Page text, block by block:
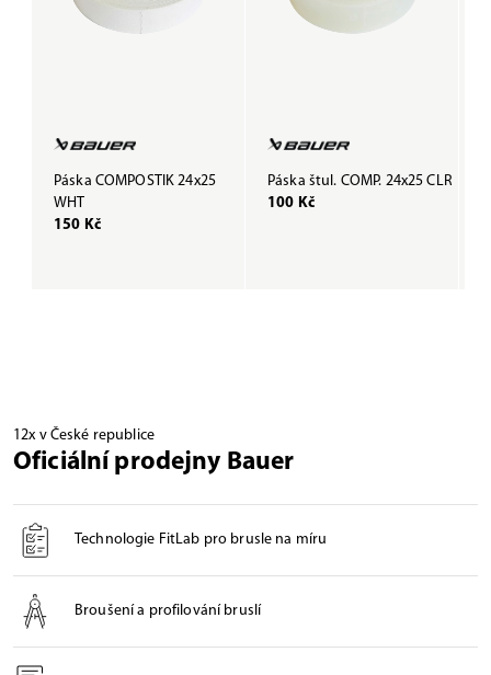
Páska COMPOSTIK 24x25
WHT
150 Kč
Páska štul. COMP. 24x25 CLR
100 Kč
12x v České republice
Oficiální prodejny Bauer
Technologie FitLab pro brusle na míru
Broušení a profilování bruslí